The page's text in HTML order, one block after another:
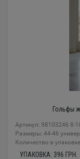
Гольфы
Артикул: 98103246 8-
Размеры: 44-46
Количество в
УПАКОВКА: 396 ГРН.